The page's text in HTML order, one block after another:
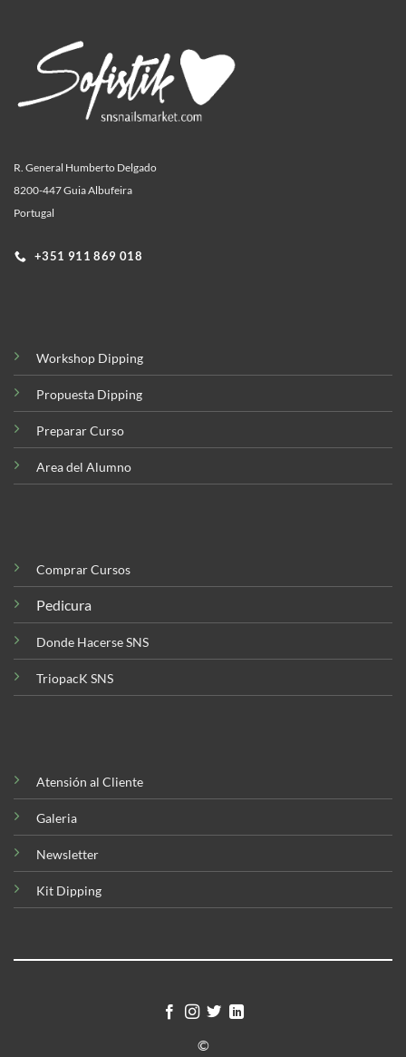
R. General Humberto Delgado
8200-447 Guia Albufeira
Portugal
+351 911 869 018
Workshop Dipping
Propuesta Dipping
Preparar Curso
Area del Alumno
Comprar Cursos
Pedicura
Donde Hacerse SNS
TriopacK SNS
Atensión al Cliente
Galeria
Newsletter
Kit Dipping
©